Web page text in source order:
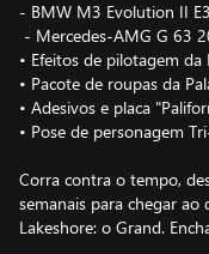
- BMW M3 Evolution II
- Mercedes-AMG G 63
• Efeitos de pilotagem da
• Pacote de roupas da
• Adesivos e placa
• Pose de personagem
Corra contra o tempo,
semanais para chegar
Lakeshore: o Grand.